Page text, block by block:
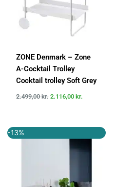
ZONE Denmark – Zone
A-Cocktail Trolley
Cocktail trolley Soft Grey
2.499,00kr. 2.116,00 kr.
-13%
oprindeligeaktuelle
pris